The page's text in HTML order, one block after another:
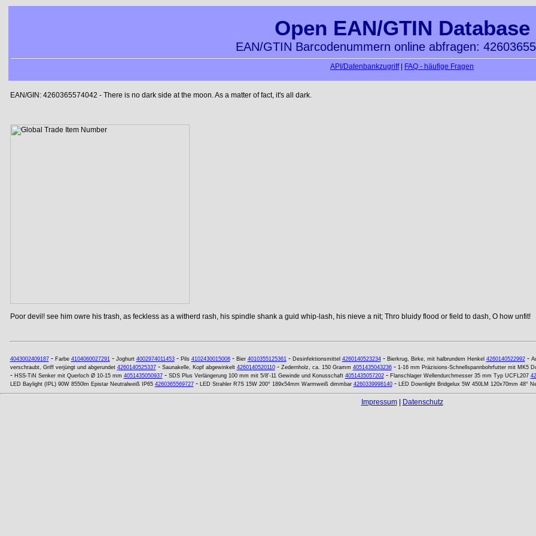
Open EAN/GTIN Database
EAN/GTIN Barcodenummern online abfragen:
API/Datenbankzugriff| FAQ - häufige Fragen
EAN/GIN: 4260365574042 - There is no dark side at the moon. As a matter of fact, it's all dark.
Poor devil! see him owre his trash, as feckless as a witherd rash, his spindle shank a guid whip-lash, his nieve a nit; Thro bluidy flood or field to dash, O how unfit!
4043002409187- Farbe 4104060027291- Joghurt 4002974011453- Pils 4102430015008- Bier 4010355125361- Desinfektionsmittel 4260140523234- Bierkrug, Birke, mit halbrundem Henkel 4260140522992-
verschraubt, Griff verjüngt und abgerundet 4260140525337- Saunakelle, Kopf abgewinkelt 4260140520110- Zedernholz, ca. 150 Gramm 4051435043236- 1-16 mm Präzisions-Schnellspannbohrfutter mit MK5
- HSS-TiN Senker mit Querloch Ø 10-15 mm 4051435050937- SDS Plus Verlängerung 100 mm mit 5/8'-11 Gewinde und Konusschaft 4051435057202- Flanschlager Wellendurchmesser 35 mm Typ UCFL207
LED Baylight (IPL) 90W 8550lm Epistar Neutralweiß IP65 4260365569727- LED Strahler R7S 15W 200° 189x54mm Warmweiß dimmbar 4260339998140- LED Downlight Bridgelux 5W 450LM 120x70mm 48°
Impressum| Datenschutz